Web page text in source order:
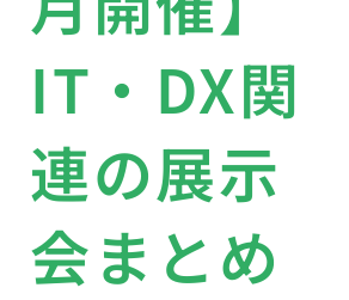
IT・DX関
連の展示
会まとめ